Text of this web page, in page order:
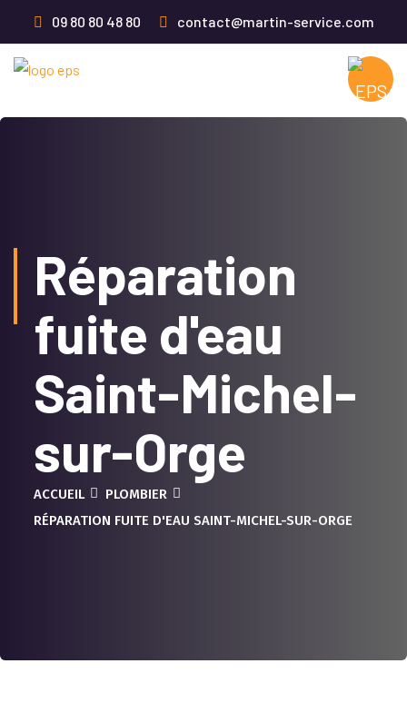
09 80 80 48 80 contact@martin-service.com
Réparation
fuite d'eau
Saint-Michel-
sur-Orge
ACCUEIL
PLOMBIER
RÉPARATION FUITE D'EAU SAINT-MICHEL-SUR-ORGE